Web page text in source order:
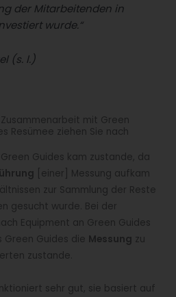
der Mitarbeitenden in
wurde.“
(s. l.)
mit Green
Resümee ziehen Sie nach
Guides kam zustande, da
[einer] Messung aufkam
zur Sammlung der Reste
gesucht wurde. Bei der
Equipment an Green Guides
Guides die Messung zu
zustande.
sehr gut, sie basiert auf